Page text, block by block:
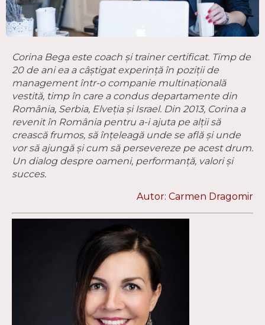
Corina Bega este coach și trainer certificat. Timp de
20 de ani ea a câștigat experință în poziţii de
management într-o companie multinaţională
vestită, timp în care a condus departamente din
România, Serbia, Elveţia și Israel. Din 2013, Corina a
revenit în România pentru a-i ajuta pe alții să
crească frumos, să înțeleagă unde se află și unde
vor să ajungă și cum să persevereze pe acest drum.
Un dialog despre oameni, performanță, valori și
succes.
Autor: Carmen Dragomir